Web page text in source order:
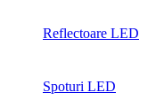
Reflectoare LED
Spoturi LED